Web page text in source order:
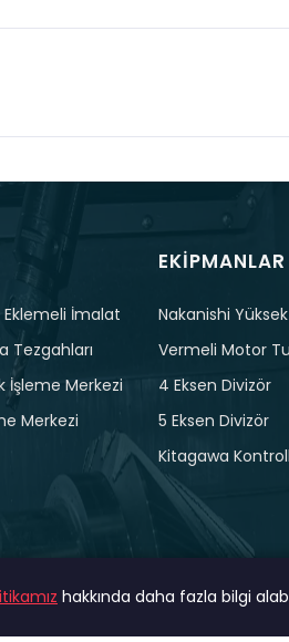
İmalat
Tezgahları
İşleme Merkezi
Merkezi
EKIPMANLAR
Nakanishi
Vermeli Motor
4 Eksen Divizör
5 Eksen Divizör
Kitagawa
hakkında daha fazla bilgi